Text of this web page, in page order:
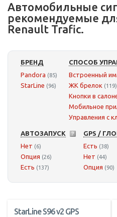
Автомобильные
рекомендуемые
Renault Trafic.
БРЕНД
Pandora (85)
StarLine (96)
СПОСОБ
Встроенный
ЖК брелок (119)
Кнопки в
Мобильное
Управления с
АВТОЗАПУСК
Нет (6)
Опция (26)
Есть (137)
GPS /
Есть (38)
Нет (44)
Опция (90)
StarLine S96 v2 GPS